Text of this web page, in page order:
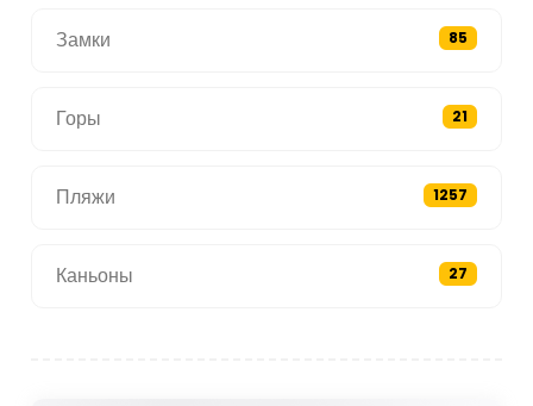
Замки 85
Горы 21
Пляжи 1257
Каньоны 27